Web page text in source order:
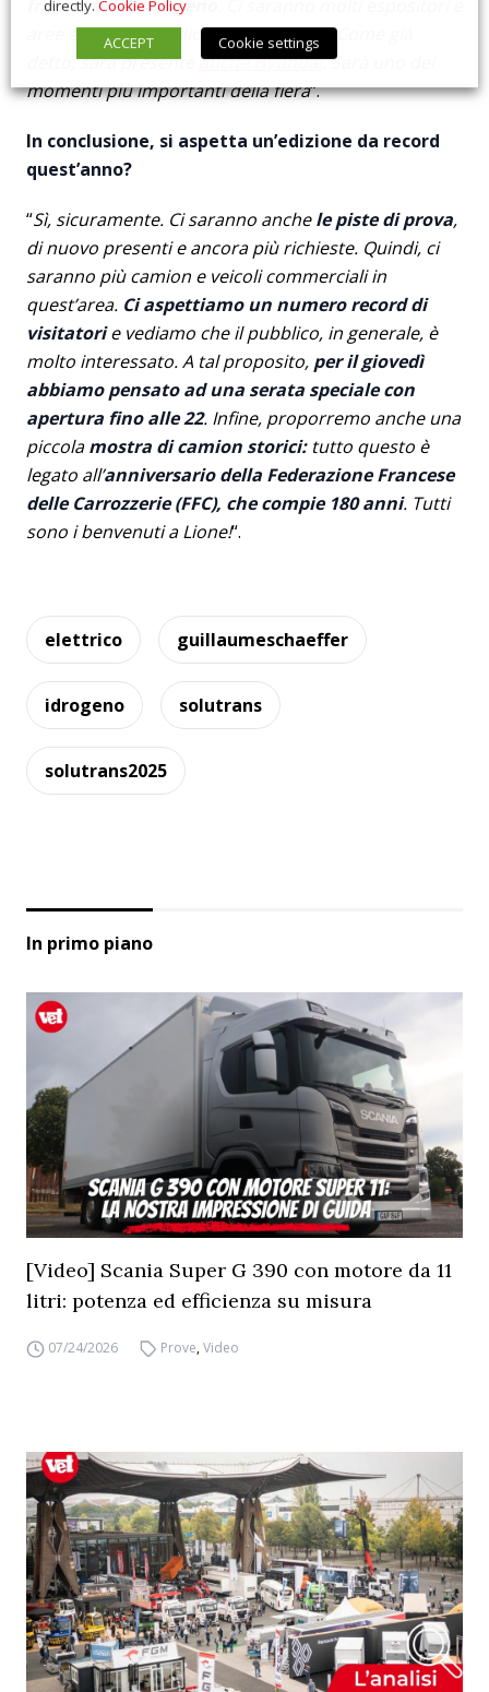
francese dell’idrogeno
aree espositive dedicate all’idrogeno. Come già
detto, sarà presente anche Hyundai. Sarà uno dei
momenti più importanti della fiera“.
In conclusione, si aspetta un’edizione da record
quest’anno?
“Sì, sicuramente. Ci saranno anchele piste di prova,
di nuovo presenti e ancora più richieste. Quindi, ci
saranno più camion e veicoli commerciali in
quest’area. Ci aspettiamo un numero record di
visitatorie vediamo che il pubblico, in generale, è
molto interessato. A tal proposito, per il giovedì
abbiamo pensato ad una serata speciale con
apertura fino alle 22. Infine, proporremo anche una
piccolamostra di camion storici: tutto questo è
legato all’anniversario della Federazione Francese
delle Carrozzerie (FFC), che compie 180 anni. Tutti
sono i benvenuti a Lione!“.
elettrico guillaumeschaeffer
idrogeno solutrans
solutrans2025
In primo piano
[Video] Scania Super G 390 con motore da 11
litri: potenza ed efficienza su misura
07/24/2026 Prove,Video
directly. Cookie Policy
ACCEPT
Cookie settings